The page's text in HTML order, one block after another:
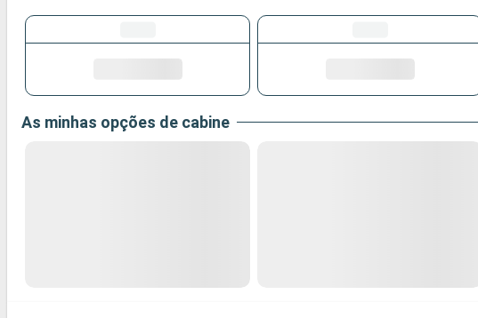
As minhas opções de cabine